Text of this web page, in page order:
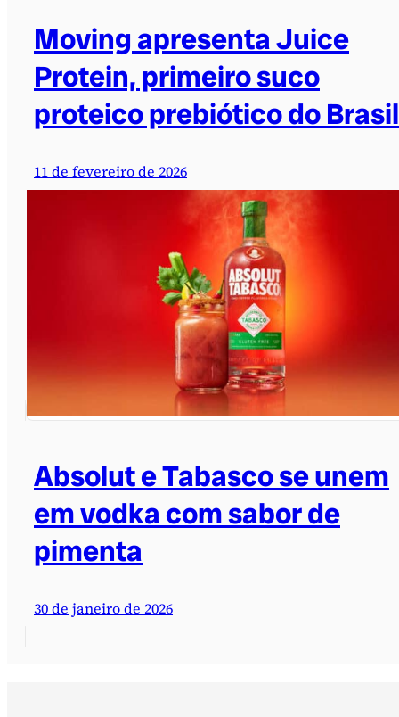
Moving apresenta Juice
Protein, primeiro suco
proteico prebiótico do Brasil
11 de fevereiro de 2026
Absolut e Tabasco se unem
em vodka com sabor de
pimenta
30 de janeiro de 2026